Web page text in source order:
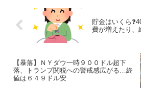
貯金はいくら
費が増えたり、
【暴落】ＮＹダウ一時９００ドル超下
落、トランプ関税への警戒感広がる…終
値は６４９ドル安